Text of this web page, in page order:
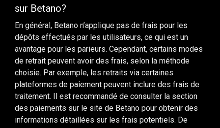
sur Betano?
En général, Betano n’applique pas de frais pour les
dépôts effectués par les utilisateurs, ce qui est un
avantage pour les parieurs. Cependant, certains modes
de retrait peuvent avoir des frais, selon la méthode
choisie. Par exemple, les retraits via certaines
plateformes de paiement peuvent inclure des frais de
traitement. Il est recommandé de consulter la section
des paiements sur le site de Betano pour obtenir des
informations détaillées sur les frais potentiels. De